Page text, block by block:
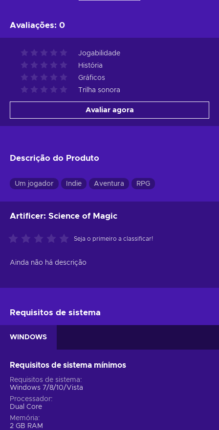
Avaliações: 0
Jogabilidade
História
Gráficos
Trilha sonora
Avaliar agora
Descrição do Produto
Um jogador Indie Aventura RPG
Artificer: Science of Magic
Seja o primeiro a classificar!
Ainda não há descrição
Requisitos de sistema
WINDOWS
Requisitos de sistema mínimos
Requisitos de sistema
Windows 7/8/10/Vista
Processador
Dual Core
Memória
2 GB RAM